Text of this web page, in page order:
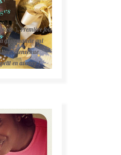
). Première fois
gourmande qui
Bienvenue
en avance !